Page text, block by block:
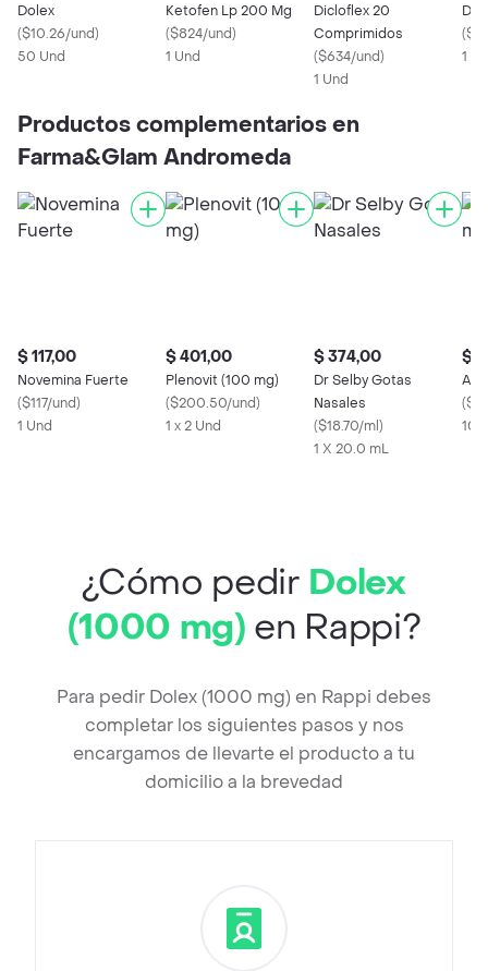
Dolex
($10.26/und)
50 Und
Ketofen Lp 200 Mg
($824/und)
1 Und
Dicloflex 20
Comprimidos
($634/und)
1 Und
(
1
Productos complementarios en
Farma&Glam Andromeda
$ 117,00
Novemina Fuerte
($117/und)
1 Und
$ 401,00
Plenovit (100 mg)
($200.50/und)
1 x 2 Und
$ 374,00
Dr Selby Gotas
Nasales
($18.70/ml)
1 X 20.0 mL
$
(
10
¿Cómo pedir Dolex
(1000 mg) en Rappi?
Para pedir Dolex (1000 mg) en Rappi debes
completar los siguientes pasos y nos
encargamos de llevarte el producto a tu
domicilio a la brevedad